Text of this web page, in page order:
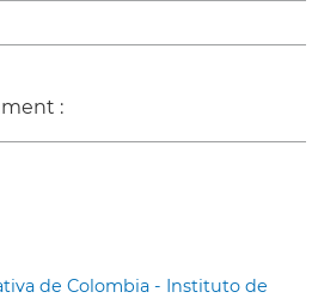
:
de Colombia - Instituto de